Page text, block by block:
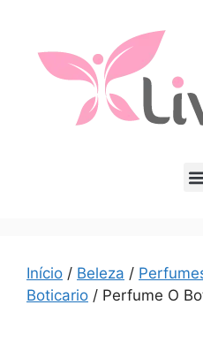
Início / Beleza /
Boticario / Perfume O